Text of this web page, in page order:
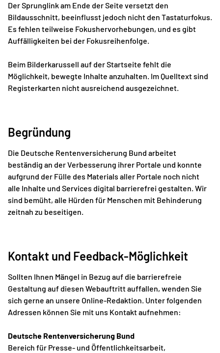
Der Sprunglink am Ende der Seite versetzt den
Bildausschnitt, beeinflusst jedoch nicht den Tastaturfokus.
Es fehlen teilweise Fokushervorhebungen, und es gibt
Auffälligkeiten bei der Fokusreihenfolge.
Beim Bilderkarussell auf der Startseite fehlt die
Möglichkeit, bewegte Inhalte anzuhalten. Im Quelltext sind
Registerkarten nicht ausreichend ausgezeichnet.
Begründung
Die Deutsche Rentenversicherung Bund arbeitet
beständig an der Verbesserung ihrer Portale und konnte
aufgrund der Fülle des Materials aller Portale noch nicht
alle Inhalte und Services digital barrierefrei gestalten. Wir
sind bemüht, alle Hürden für Menschen mit Behinderung
zeitnah zu beseitigen.
Kontakt und Feedback-Möglichkeit
Sollten Ihnen Mängel in Bezug auf die barrierefreie
Gestaltung auf diesen Webauftritt auffallen, wenden Sie
sich gerne an unsere Online-Redaktion. Unter folgenden
Adressen können Sie mit uns Kontakt aufnehmen:
Deutsche Rentenversicherung Bund
Bereich für Presse- und Öffentlichkeitsarbeit,